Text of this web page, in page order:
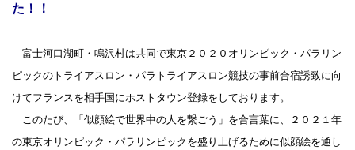
た！！
富士河口湖町・鳴沢村は共同で東京２０２０オリンピック・パラリン
ピックのトライアスロン・パラトライアスロン競技の事前合宿誘致に向
けてフランスを相手国にホストタウン登録をしております。
このたび、「似顔絵で世界中の人を繋ごう」を合言葉に、２０２１年
の東京オリンピック・パラリンピックを盛り上げるために似顔絵を通し